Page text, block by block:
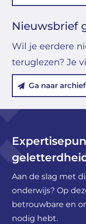
Nieuwsbrief
Wil je eerdere
teruglezen? Je
Ga naar archief
Aan de slag met
onderwijs? Op
betrouwbare en
nodig hebt.